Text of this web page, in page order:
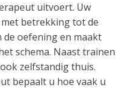
uitvoert. Uw
betrekking tot de
oefening en maakt
schema. Naast trainen
zelfstandig thuis.
bepaalt u hoe vaak u